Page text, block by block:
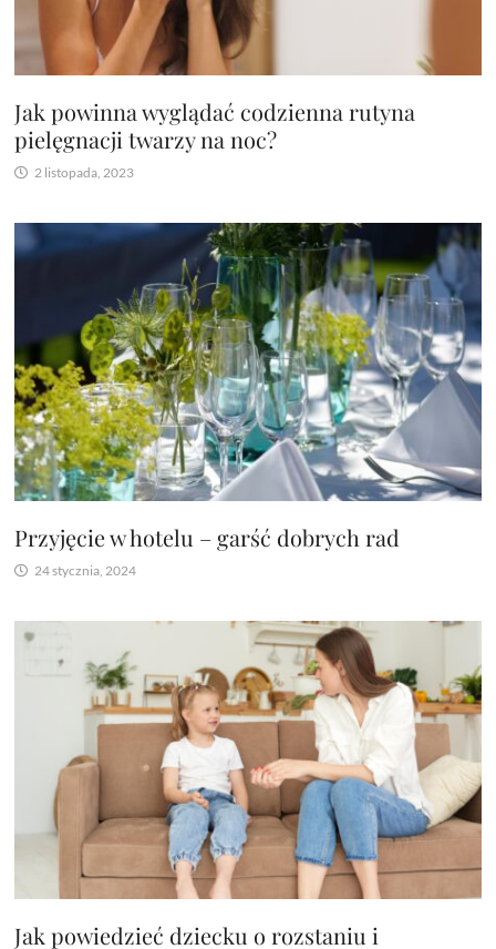
Jak powinna wyglądać codzienna rutyna
pielęgnacji twarzy na noc?
2 listopada, 2023
Przyjęcie w hotelu – garść dobrych rad
24 stycznia, 2024
Jak powiedzieć dziecku o rozstaniu i